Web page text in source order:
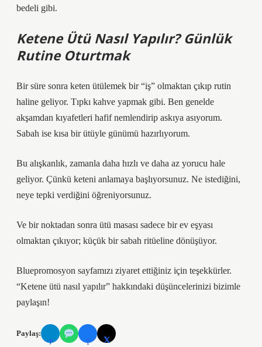
bedeli gibi.
Ketene Ütü Nasıl Yapılır? Günlük
Rutine Oturtmak
Bir süre sonra keten ütülemek bir “iş” olmaktan çıkıp rutin
haline geliyor. Tıpkı kahve yapmak gibi. Ben genelde
akşamdan kıyafetleri hafif nemlendirip askıya asıyorum.
Sabah ise kısa bir ütüyle günümü hazırlıyorum.
Bu alışkanlık, zamanla daha hızlı ve daha az yorucu hale
geliyor. Çünkü keteni anlamaya başlıyorsunuz. Ne istediğini,
neye tepki verdiğini öğreniyorsunuz.
Ve bir noktadan sonra ütü masası sadece bir ev eşyası
olmaktan çıkıyor; küçük bir sabah ritüeline dönüşüyor.
Bluepromosyon sayfamızı ziyaret ettiğiniz için teşekkürler.
“Ketene ütü nasıl yapılır” hakkındaki düşüncelerinizi bizimle
paylaşın!
Paylaş:
✈ f 𝕏